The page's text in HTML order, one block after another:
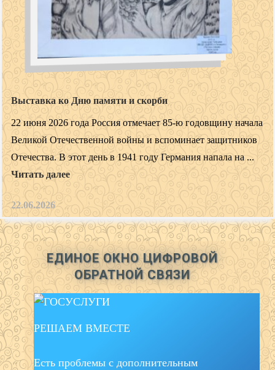
Выставка ко Дню памяти и скорби
22 июня 2026 года Россия отмечает 85-ю годовщину начала
Великой Отечественной войны и вспоминает защитников
Отечества. В этот день в 1941 году Германия напала на ...
Читать далее
22.06.2026
ЕДИНОЕ ОКНО ЦИФРОВОЙ
ОБРАТНОЙ СВЯЗИ
РЕШАЕМ ВМЕСТЕ
Есть проблемы с дополнительным